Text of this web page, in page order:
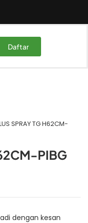
Daftar
SPRAY TG H62CM-
PIBG
dengan kesan